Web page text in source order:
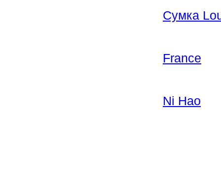
Сумка
France
Ni Hao